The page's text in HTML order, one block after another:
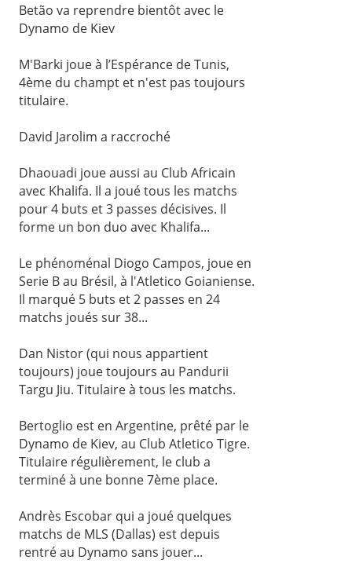
Betão va reprendre bientôt avec le
Dynamo de Kiev
M'Barki joue à l’Espérance de Tunis,
4ème du champt et n'est pas toujours
titulaire.
David Jarolim a raccroché
Dhaouadi joue aussi au Club Africain
avec Khalifa. Il a joué tous les matchs
pour 4 buts et 3 passes décisives. Il
forme un bon duo avec Khalifa...
Le phénoménal Diogo Campos, joue en
Serie B au Brésil, à l'Atletico Goianiense.
Il marqué 5 buts et 2 passes en 24
matchs joués sur 38...
Dan Nistor (qui nous appartient
toujours) joue toujours au Pandurii
Targu Jiu. Titulaire à tous les matchs.
Bertoglio est en Argentine, prêté par le
Dynamo de Kiev, au Club Atletico Tigre.
Titulaire régulièrement, le club a
terminé à une bonne 7ème place.
Andrès Escobar qui a joué quelques
matchs de MLS (Dallas) est depuis
rentré au Dynamo sans jouer...